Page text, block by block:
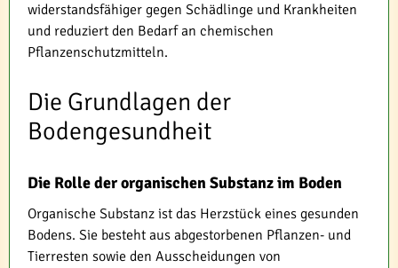
widerstandsfähiger gegen Schädlinge und Krankheiten
und reduziert den Bedarf an chemischen
Pflanzenschutzmitteln.
Die Grundlagen der
Bodengesundheit
Die Rolle der organischen Substanz im Boden
Organische Substanz ist das Herzstück eines gesunden
Bodens. Sie besteht aus abgestorbenen Pflanzen- und
Tierresten sowie den Ausscheidungen von